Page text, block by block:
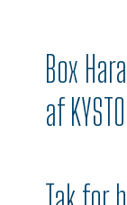
Box
af